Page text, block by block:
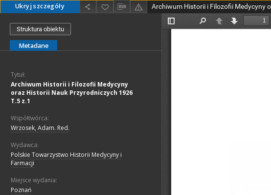
Ukryj szczegóły
Struktura obiektu
Metadane
Tytuł:
Archiwum Historii i Filozofii Medycyny
oraz Historii Nauk Przyrodniczych 1926
T.5 z.1
Współtwórca:
Wrzosek, Adam. Red.
Wydawca:
Polskie Towarzystwo Historii Medycyny i
Farmacji
Miejsce wydania:
Poznań